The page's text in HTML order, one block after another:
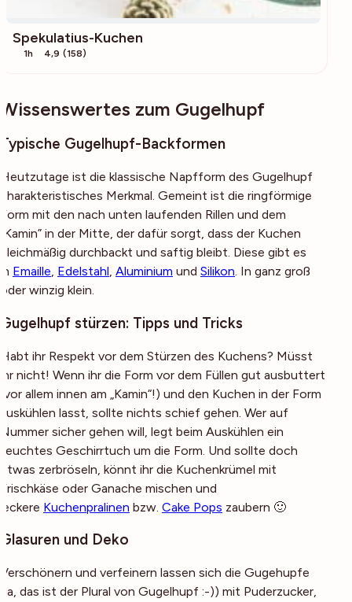
Spekulatius-Kuchen
1h 4,9 (158)
Wissenswertes zum Gugelhupf
Typische Gugelhupf-Backformen
Heutzutage ist die klassische Napfform des Gugelhupf
charakteristisches Merkmal. Gemeint ist die ringförmige
Form mit den nach unten laufenden Rillen und dem
“Kamin” in der Mitte, der dafür sorgt, dass der Kuchen
gleichmäßig durchbackt und saftig bleibt. Diese gibt es
in Emaille, Edelstahl, Aluminium und Silikon. In ganz groß
oder winzig klein.
Gugelhupf stürzen: Tipps und Tricks
Habt ihr Respekt vor dem Stürzen des Kuchens? Müsst
ihr nicht! Wenn ihr die Form vor dem Füllen gut ausbuttert
(vor allem innen am „Kamin“!) und den Kuchen in der Form
auskühlen lasst, sollte nichts schief gehen. Wer auf
Nummer sicher gehen will, legt beim Auskühlen ein
feuchtes Geschirrtuch um die Form. Und sollte doch
etwas zerbröseln, könnt ihr die Kuchenkrümel mit
Frischkäse oder Ganache mischen und
leckere Kuchenpralinen bzw. Cake Pops zaubern 🙂
Glasuren und Deko
Verschönern und verfeinern lassen sich die Gugehupfe
(ja, das ist der Plural von Gugelhupf :-)) mit Puderzucker,